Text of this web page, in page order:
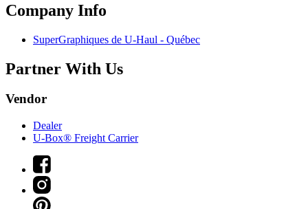
Company Info
SuperGraphiques de U-Haul - Québec
Partner With Us
Vendor
Dealer
U-Box® Freight Carrier